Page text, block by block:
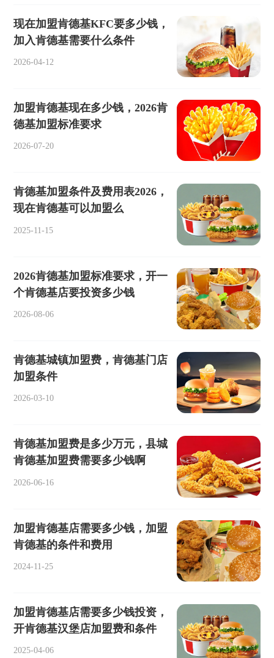
现在加盟肯德基KFC要多少钱，
加入肯德基需要什么条件
2026-04-12
加盟肯德基现在多少钱，2026肯
德基加盟标准要求
2026-07-20
肯德基加盟条件及费用表2026，
现在肯德基可以加盟么
2025-11-15
2026肯德基加盟标准要求，开一
个肯德基店要投资多少钱
2026-08-06
肯德基城镇加盟费，肯德基门店
加盟条件
2026-03-10
肯德基加盟费是多少万元，县城
肯德基加盟费需要多少钱啊
2026-06-16
加盟肯德基店需要多少钱，加盟
肯德基的条件和费用
2024-11-25
加盟肯德基店需要多少钱投资，
开肯德基汉堡店加盟费和条件
2025-04-06